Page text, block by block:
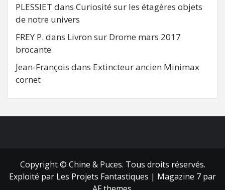
PLESSIET dans Curiosité sur les étagères objets
de notre univers
FREY P. dans Livron sur Drome mars 2017
brocante
Jean-François dans Extincteur ancien Minimax
cornet
Copyright © Chine & Puces. Tous droits réservés.
Exploité par Les Projets Fantastiques | Magazine 7 par